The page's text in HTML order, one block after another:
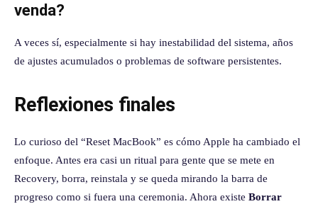
venda?
A veces sí, especialmente si hay inestabilidad del sistema, años
de ajustes acumulados o problemas de software persistentes.
Reflexiones finales
Lo curioso del “Reset MacBook” es cómo Apple ha cambiado el
enfoque. Antes era casi un ritual para gente que se mete en
Recovery, borra, reinstala y se queda mirando la barra de
progreso como si fuera una ceremonia. Ahora existe Borrar